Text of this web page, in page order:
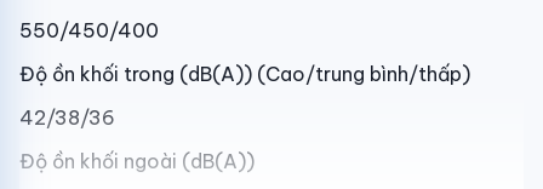
550/450/400
Độ ồn khối trong (dB(A)) (Cao/trung bình/thấp)
42/38/36
Độ ồn khối ngoài (dB(A))